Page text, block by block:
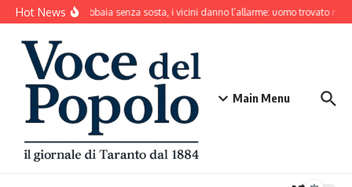
Salta al contenuto
Hot NewsIl cane abbaia senza sosta, i vicini danno l’allarme: uomo trovato
Main Menu